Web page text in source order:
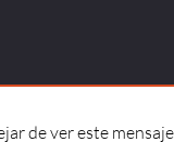
de ver este